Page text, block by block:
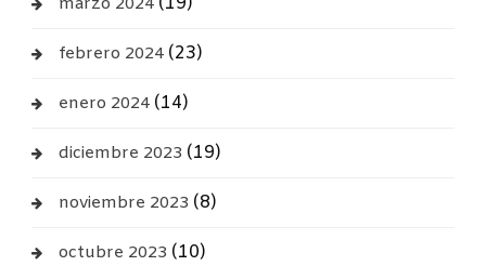
marzo 2024
febrero 2024(23)
enero 2024(14)
diciembre 2023 (19)
noviembre 2023 (8)
octubre 2023 (10)